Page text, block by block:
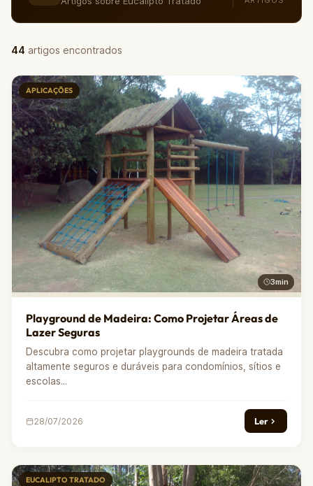
44 artigos encontrados
APLICAÇÕES
3min
Playground de Madeira: Como Projetar Áreas de
Lazer Seguras
Descubra como projetar playgrounds de madeira tratada
altamente seguros e duráveis para condomínios, sítios e
escolas...
28/07/2026 Ler
EUCALIPTO TRATADO